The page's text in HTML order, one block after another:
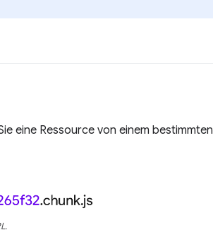
eine Ressource von einem bestimmten